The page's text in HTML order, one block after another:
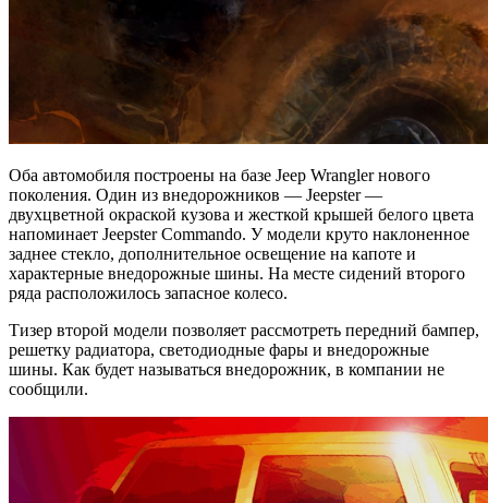
Оба автомобиля построены на базе Jeep Wrangler нового
поколения. Один из внедорожников — Jeepster —
двухцветной окраской кузова и жесткой крышей белого цвета
напоминает Jeepster Commando. У модели круто наклоненное
заднее стекло, дополнительное освещение на капоте и
характерные внедорожные шины. На месте сидений второго
ряда расположилось запасное колесо.
Тизер второй модели позволяет рассмотреть передний бампер,
решетку радиатора, светодиодные фары и внедорожные
шины. Как будет называться внедорожник, в компании не
сообщили.